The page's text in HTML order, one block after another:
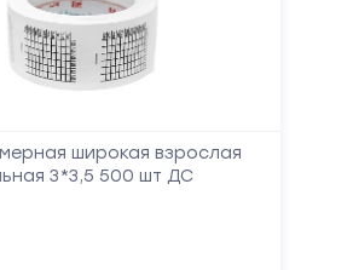
широкая взрослая
3*3,5 500 шт ДС